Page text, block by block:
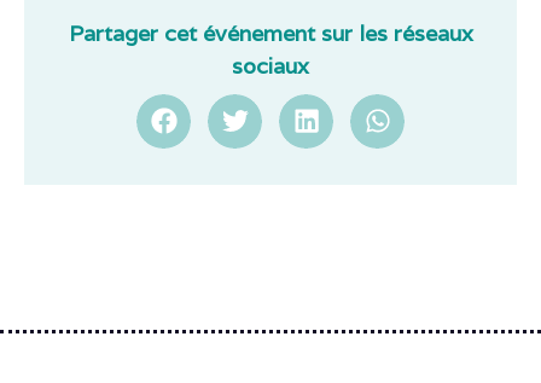
Partager cet événement sur les réseaux
sociaux